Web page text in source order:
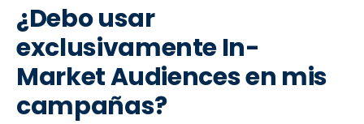
¿Debo usar
exclusivamente In-
Market Audiences en mis
campañas?